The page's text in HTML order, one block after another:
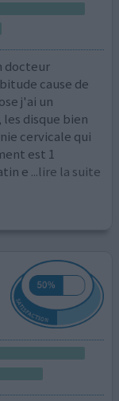
docteur
cause de
j'ai un
disque bien
cervicale qui
est 1
e ...lire la suite